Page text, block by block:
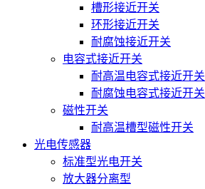
槽形接近开关
环形接近开关
耐腐蚀接近开关
电容式接近开关
耐高温电容式接近开关
耐腐蚀电容式接近开关
磁性开关
耐高温槽型磁性开关
光电传感器
标准型光电开关
放大器分离型